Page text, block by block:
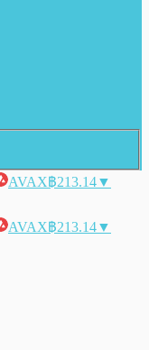
AVAX฿213.14▼
AVAX฿213.14▼